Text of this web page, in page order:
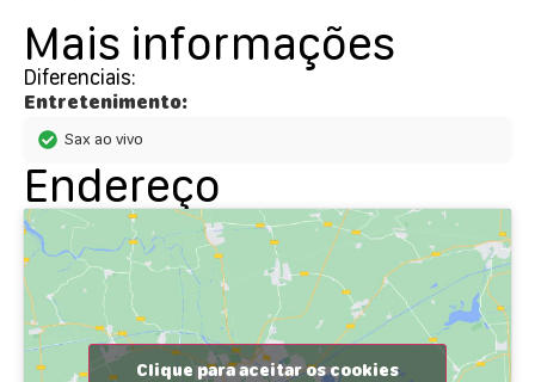
Mais informações
Diferenciais:
Entretenimento:
Sax ao vivo
Endereço
Clique para aceitar os cookies